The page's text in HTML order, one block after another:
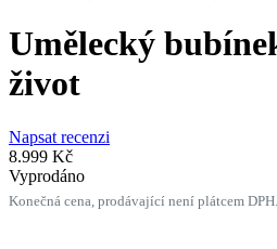
Umělecký
život
Napsat recenzi
8.999 Kč
Vyprodáno
Konečná cena, prodávající není plátcem DPH.